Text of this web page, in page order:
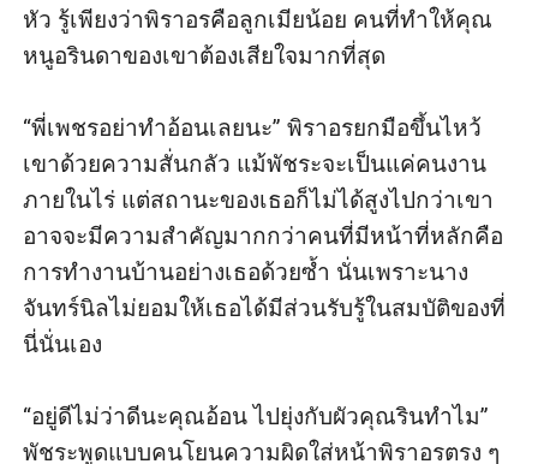
หัว รู้เพียงว่าพิราอรคือลูกเมียน้อย คนที่ทำให้คุณ
หนูอรินดาของเขาต้องเสียใจมากที่สุด
“พี่เพชรอย่าทำอ้อนเลยนะ” พิราอรยกมือขึ้นไหว้
เขาด้วยความสั่นกลัว แม้พัชระจะเป็นแค่คนงาน
ภายในไร่ แต่สถานะของเธอก็ไม่ได้สูงไปกว่าเขา
อาจจะมีความสำคัญมากกว่าคนที่มีหน้าที่หลักคือ
การทำงานบ้านอย่างเธอด้วยซ้ำ นั่นเพราะนาง
จันทร์นิลไม่ยอมให้เธอได้มีส่วนรับรู้ในสมบัติของที่
นี่นั่นเอง
“อยู่ดีไม่ว่าดีนะคุณอ้อน ไปยุ่งกับผัวคุณรินทำไม”
พัชระพูดแบบคนโยนความผิดใส่หน้าพิราอรตรง ๆ